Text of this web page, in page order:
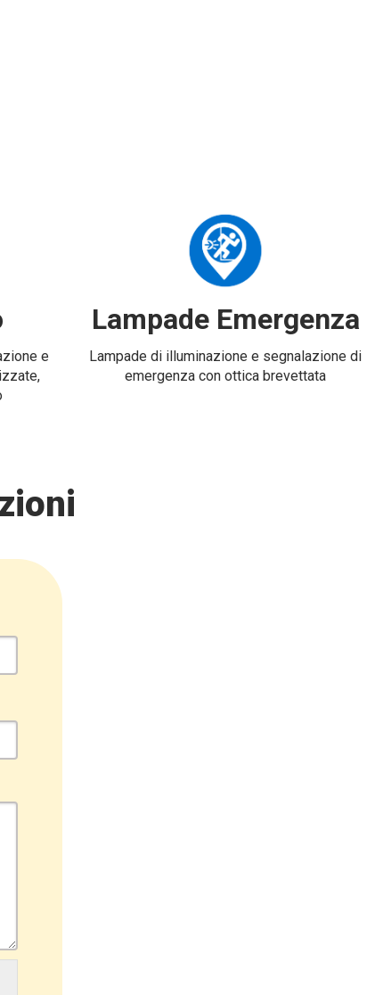
e
Lampade Emergenza
Lampade di illuminazione e segnalazione di
emergenza con ottica brevettata